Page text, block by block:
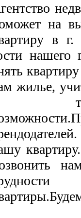
на
в
нашего
жилье,